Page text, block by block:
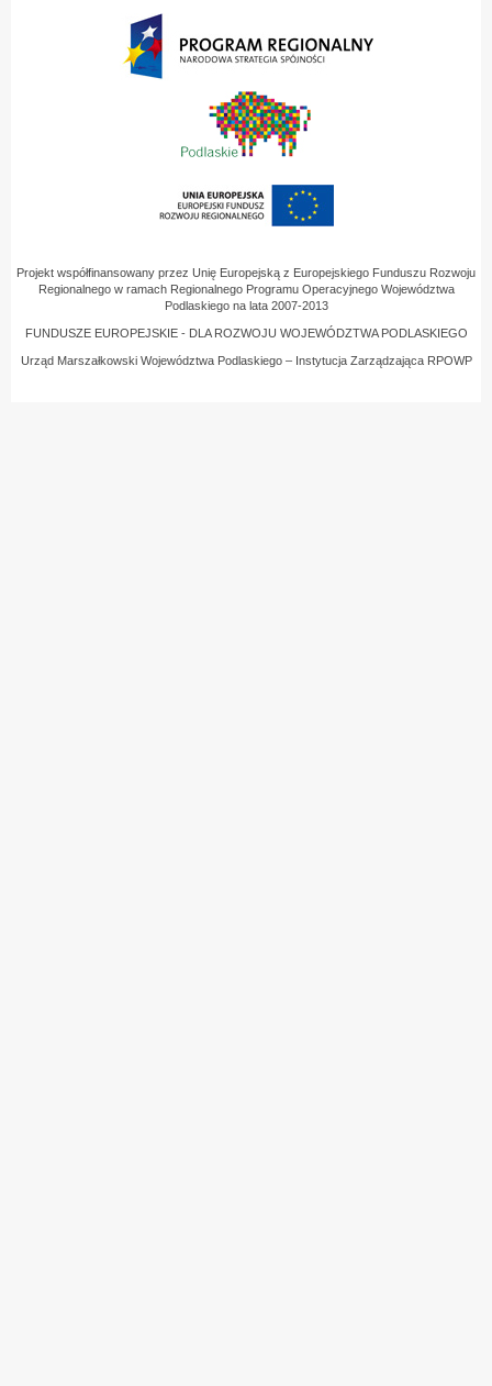
Projekt współfinansowany przez Unię Europejską z Europejskiego Funduszu Rozwoju
Regionalnego w ramach Regionalnego Programu Operacyjnego Województwa
Podlaskiego na lata 2007-2013
FUNDUSZE EUROPEJSKIE - DLA ROZWOJU WOJEWÓDZTWA PODLASKIEGO
Urząd Marszałkowski Województwa Podlaskiego – Instytucja Zarządzająca RPOWP